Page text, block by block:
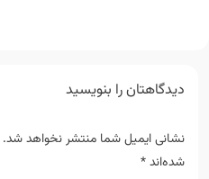
دیدگاهتان را بنویسید
نشانی ایمیل شما منتشر نخواهد شد.
شده‌اند*